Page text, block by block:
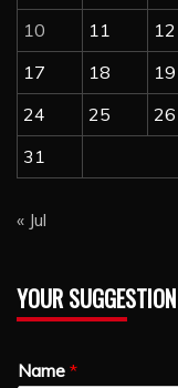
10
11 12
17
18 19
24
25 26
31
« Jul
YOUR SUGGESTION
Name *